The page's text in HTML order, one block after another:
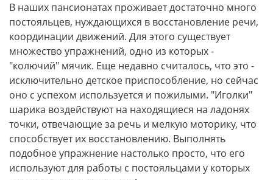
В наших пансионатах проживает достаточно много
постояльцев, нуждающихся в восстановление речи,
координации движений. Для этого существует
множество упражнений, одно из которых -
"колючий" мячик. Еще недавно считалось, что это -
исключительно детское приспособление, но сейчас
оно с успехом используется и пожилыми. "Иголки"
шарика воздействуют на находящиеся на ладонях
точки, отвечающие за речь и мелкую моторику, что
способствует их восстановлению. Выполнять
подобное упражнение настолько просто, что его
используют для работы с постояльцами у которых